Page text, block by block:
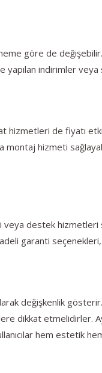
göre de
yapılan indirimler
hizmetleri de fiyatı
montaj hizmeti
destek
garanti seçenekleri,
değişkenlik
dikkat etmelidirler.
hem estetik